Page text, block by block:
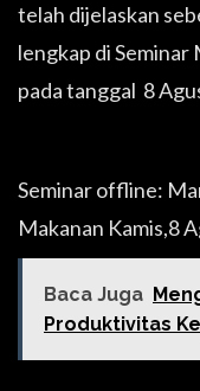
telah dijelaskan
lengkap di
pada tanggal 8
Seminar offline:
Makanan Kamis,8
Baca Juga
Produktivitas